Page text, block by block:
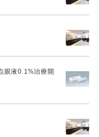
眼液0.1%治療開